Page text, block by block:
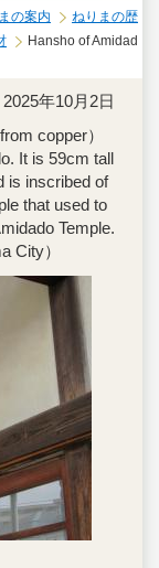
の案内
ねりまの歴
Hansho of Amidad
年10月2日
copper）
It is 59cm tall
is inscribed of
that used to
Temple.
City）